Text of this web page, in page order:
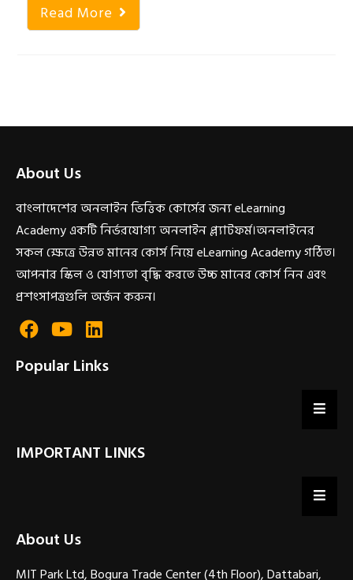
Read More
About Us
বাংলাদেশের অনলাইন ভিত্তিক কোর্সের জন্য eLearning
Academy একটি নির্ভরযোগ্য অনলাইন প্ল্যাটফর্ম।অনলাইনের
সকল ক্ষেত্রে উন্নত মানের কোর্স নিয়ে eLearning Academy গঠিত।
আপনার স্কিল ও যোগ্যতা বৃদ্ধি করতে উচ্চ মানের কোর্স নিন এবং
প্রশংসাপত্রগুলি অর্জন করুন।
Popular Links
IMPORTANT LINKS
About Us
MIT Park Ltd, Bogura Trade Center (4th Floor), Dattabari,